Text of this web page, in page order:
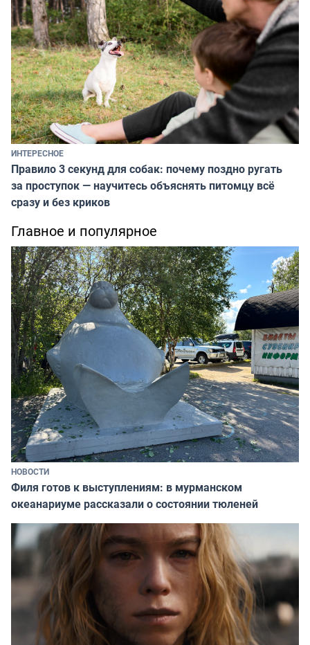
ИНТЕРЕСНОЕ
Правило 3 секунд для собак: почему поздно ругать
за проступок — научитесь объяснять питомцу всё
сразу и без криков
Главное и популярное
НОВОСТИ
Филя готов к выступлениям: в мурманском
океанариуме рассказали о состоянии тюленей